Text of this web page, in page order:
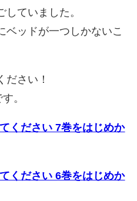
していました。
ベッドが一つしかないこ
ださい！
。
ください 7巻をはじめか
ください 6巻をはじめか